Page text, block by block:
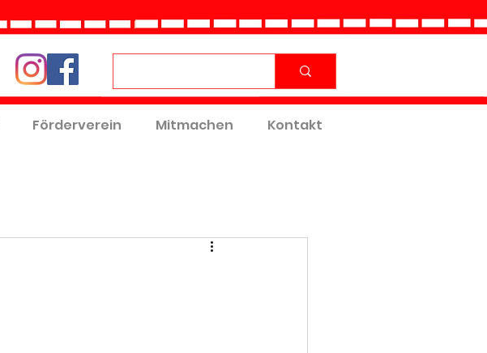
Förderverein Mitmachen Kontakt